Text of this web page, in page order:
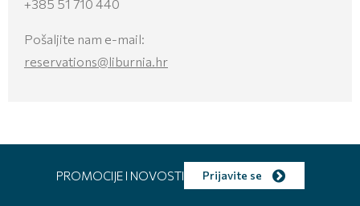
+385 51 710 440
Pošaljite nam e-mail:
reservations@liburnia.hr
PROMOCIJE I NOVOSTI Prijavite se